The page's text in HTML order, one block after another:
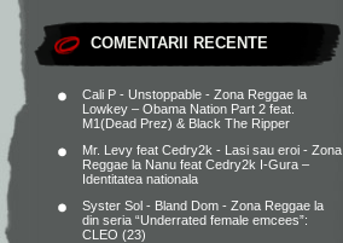
COMENTARII RECENTE
Cali P - Unstoppable - Zona Reggae la
Lowkey – Obama Nation Part 2 feat.
M1(Dead Prez) & Black The Ripper
Mr. Levy feat Cedry2k - Lasi sau eroi - Zona
Reggae la Nanu feat Cedry2k I-Gura –
Identitatea nationala
Syster Sol - Bland Dom - Zona Reggae la
din seria “Underrated female emcees”:
CLEO (23)